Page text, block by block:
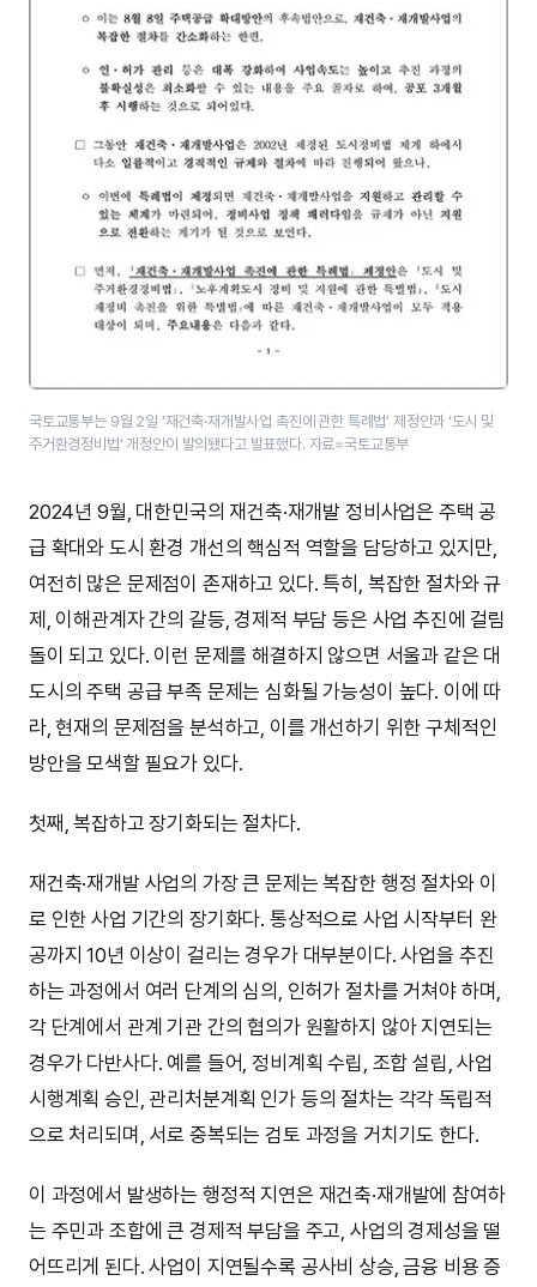
국토교통부는 9월 2일 ‘재건축·재개발사업 촉진에 관한 특례법’ 제정안과 ‘도시 및
주거환경정비법’ 개정안이 발의됐다고 발표했다. 자료=국토교통부
2024년 9월, 대한민국의 재건축·재개발 정비사업은 주택 공
급 확대와 도시 환경 개선의 핵심적 역할을 담당하고 있지만,
여전히 많은 문제점이 존재하고 있다. 특히, 복잡한 절차와 규
제, 이해관계자 간의 갈등, 경제적 부담 등은 사업 추진에 걸림
돌이 되고 있다. 이런 문제를 해결하지 않으면 서울과 같은 대
도시의 주택 공급 부족 문제는 심화될 가능성이 높다. 이에 따
라, 현재의 문제점을 분석하고, 이를 개선하기 위한 구체적인
방안을 모색할 필요가 있다.
첫째, 복잡하고 장기화되는 절차다.
재건축·재개발 사업의 가장 큰 문제는 복잡한 행정 절차와 이
로 인한 사업 기간의 장기화다. 통상적으로 사업 시작부터 완
공까지 10년 이상이 걸리는 경우가 대부분이다. 사업을 추진
하는 과정에서 여러 단계의 심의, 인허가 절차를 거쳐야 하며,
각 단계에서 관계 기관 간의 협의가 원활하지 않아 지연되는
경우가 다반사다. 예를 들어, 정비계획 수립, 조합 설립, 사업
시행계획 승인, 관리처분계획 인가 등의 절차는 각각 독립적
으로 처리되며, 서로 중복되는 검토 과정을 거치기도 한다.
이 과정에서 발생하는 행정적 지연은 재건축·재개발에 참여하
는 주민과 조합에 큰 경제적 부담을 주고, 사업의 경제성을 떨
어뜨리게 된다. 사업이 지연될수록 공사비 상승, 금융 비용 증